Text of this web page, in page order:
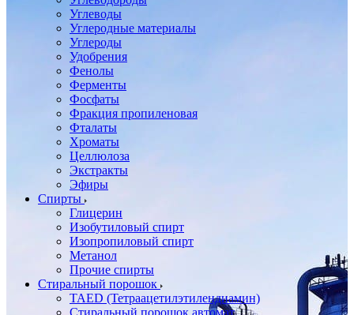
Углеводы
Углеродные материалы
Углероды
Удобрения
Фенолы
Ферменты
Фосфаты
Фракция пропиленовая
Фталаты
Хроматы
Целлюлоза
Экстракты
Эфиры
Спирты
Глицерин
Изобутиловый спирт
Изопропиловый спирт
Метанол
Прочие спирты
Стиральный порошок
TAED (Тетраацетилэтилендиамин)
Стиральный порошок автомат